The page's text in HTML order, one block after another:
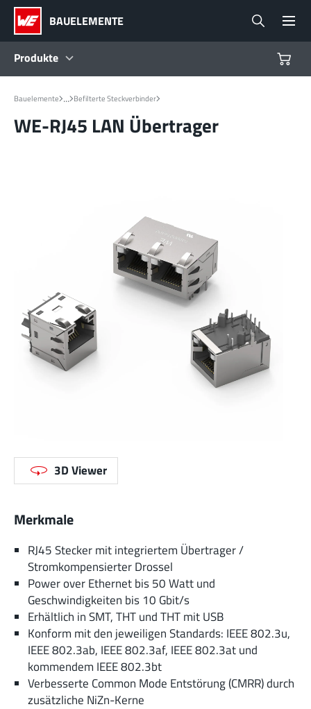
BAUELEMENTE
Produkte
Produkte
Bauelemente ... Befilterte Steckverbinder
WE-RJ45 LAN Übertrager
3D Viewer
Merkmale
RJ45 Stecker mit integriertem Übertrager /
Stromkompensierter Drossel
Power over Ethernet bis 50 Watt und
Geschwindigkeiten bis 10 Gbit/s
Erhältlich in SMT, THT und THT mit USB
Konform mit den jeweiligen Standards: IEEE 802.3u,
IEEE 802.3ab, IEEE 802.3af, IEEE 802.3at und
kommendem IEEE 802.3bt
Verbesserte Common Mode Entstörung (CMRR) durch
zusätzliche NiZn-Kerne